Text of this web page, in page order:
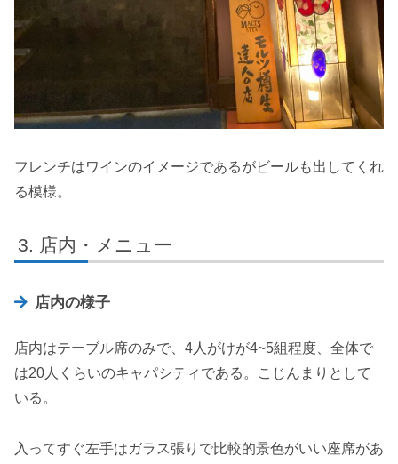
フレンチはワインのイメージであるがビールも出してくれ
る模様。
店内・メニュー
店内の様子
店内はテーブル席のみで、4人がけが4~5組程度、全体で
は20人くらいのキャパシティである。こじんまりとして
いる。
入ってすぐ左手はガラス張りで比較的景色がいい座席があ